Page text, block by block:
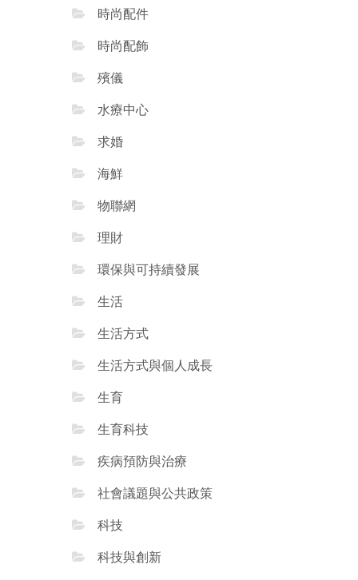
時尚配件
時尚配飾
殯儀
水療中心
求婚
海鮮
物聯網
理財
環保與可持續發展
生活
生活方式
生活方式與個人成長
生育
生育科技
疾病預防與治療
社會議題與公共政策
科技
科技與創新